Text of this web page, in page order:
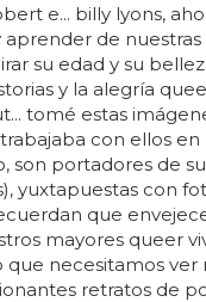
e... billy lyons,
de nuestras
su edad y su
y la alegría
tomé estas
con ellos
son portadores de
yuxtapuestas con
que
mayores queer
que necesitamos ver
retratos de